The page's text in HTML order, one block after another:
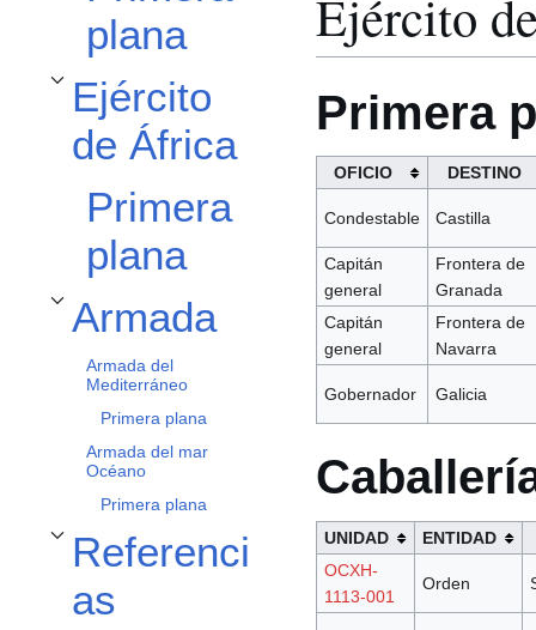
plana
Ejército
de África
Alternar subsección Ejército de África
Primera
plana
Armada
Alternar subsección Armada
Armada del
Mediterráneo
Primera plana
Armada del mar
Océano
Primera plana
Referenci
as
Alternar subsección Referencias
Ejército
Primera
OFICIO DESTINO
Condestable Castilla
Capitán
general
Frontera de
Granada
Capitán
general
Frontera de
Navarra
Gobernador Galicia
UNIDAD
ENTIDAD
OCXH-
1113-001
Orden